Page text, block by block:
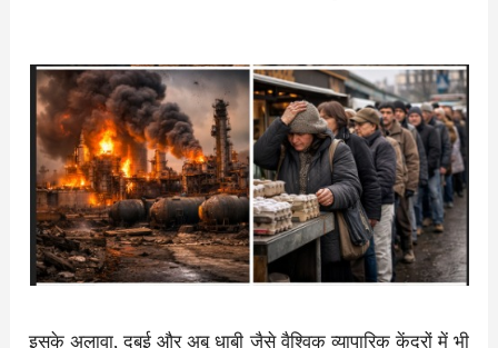
इसके अलावा, दुबई और अबू धाबी जैसे वैश्विक व्यापारिक केंद्रों में भी